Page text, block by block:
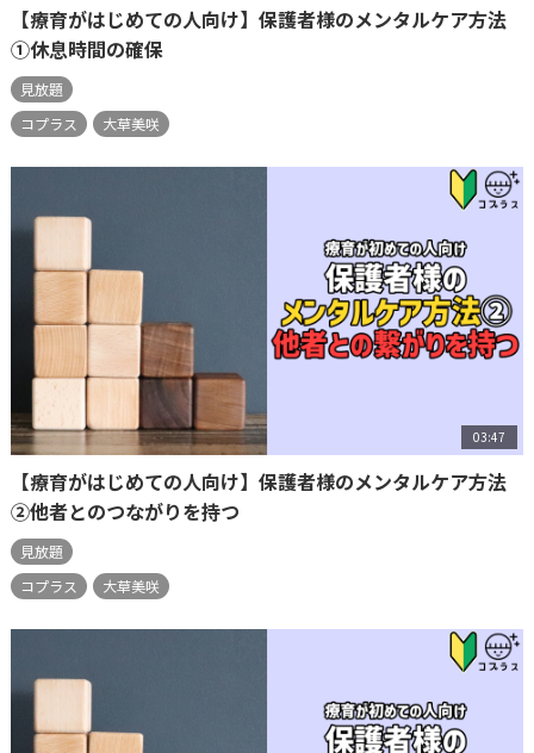
【療育がはじめての人向け】保護者様のメンタルケア方法
①休息時間の確保
見放題
コプラス
大草美咲
03:47
【療育がはじめての人向け】保護者様のメンタルケア方法
②他者とのつながりを持つ
見放題
コプラス
大草美咲